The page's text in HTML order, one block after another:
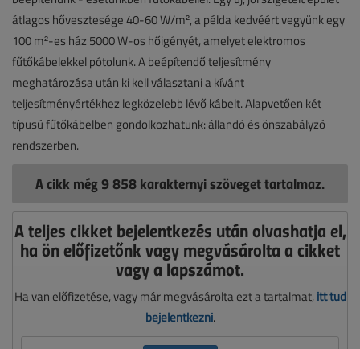
átlagos hővesztesége 40-60 W/m², a példa kedvéért vegyünk egy
100 m²-es ház 5000 W-os hőigényét, amelyet elektromos
fűtőkábelekkel pótolunk. A beépítendő teljesítmény
meghatározása után ki kell választani a kívánt
teljesítményértékhez legközelebb lévő kábelt. Alapvetően két
típusú fűtőkábelben gondolkozhatunk: állandó és önszabályzó
rendszerben.
A cikk még 9 858 karakternyi szöveget tartalmaz.
A teljes cikket bejelentkezés után olvashatja el,
ha ön előfizetőnk vagy megvásárolta a cikket
vagy a lapszámot.
Ha van előfizetése, vagy már megvásárolta ezt a tartalmat, itt tud
bejelentkezni.